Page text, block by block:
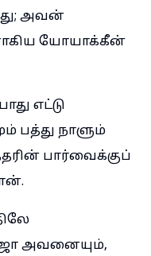
அவன்
யோயாக்கீன்
எட்டு
பத்து நாளும்
பார்வைக்குப்
அவனையும்,